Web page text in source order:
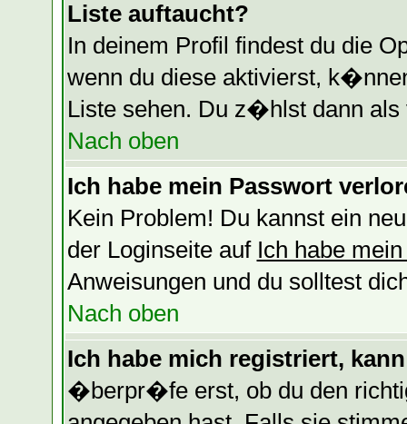
Liste auftaucht?
In deinem Profil findest du die
wenn du diese aktivierst,
Liste sehen. Du z�hlst dann als
Nach oben
Ich habe mein Passwort
Kein Problem! Du kannst ein
der Loginseite auf Ich habe
Anweisungen und du solltest
Nach oben
Ich habe mich registriert,
�berpr�fe erst, ob du den